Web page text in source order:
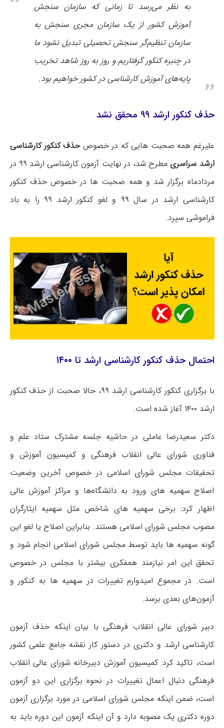
به نظر می‌رسد تا زمانی که سازمان سنجش
آموزش کشور از یک سازمان مجری سنجش به
سازمان تنظیم‌گر سنجش تحصیلی تبدیل نشود ما
در چنبره کنکور گرفتاریم و روز به روز شاهد تخریب
پایه‌های آموزش کارشناسی در کشور خواهیم بود.
حذف کنکور ارشد ۹۹ محقق نشد
علیرغم همه صحبت هایی که در خصوصحذف کنکور کارشناسی
ارشد سراسری
مطرح شد، در نهایت آزمون کارشناسی ارشد ۹۹ در
مردادماه برگزار شد و همه صحبت ها در خصوص حذف کنکور
کارشناسی ارشد در سال ۹۹ و لغو کنکور ارشد ۹۹ را به باد
فراموشی سپرد.
احتمال حذف کنکور کارشناسی ارشد تا ۱۴۰۰
با برگزاری کنکور کارشناسی ارشد ۹۹، حالا صحبت از حذف کنکور
ارشد ۱۴۰۰ آغاز شده است.
دکتر سعیدرضا عاملی در حاشیه جلسه مشترک ستاد علم و
فناوری شورای عالی انقلاب فرهنگی و کمیسیون آموزش و
تحقیقات مجلس شورای اسلامی در خصوص آخرین وضعیت
اصلاح سهمیه های ورود به دانشگاه‌ها و مراکز آموزش عالی
اظهار کرد: برخی سهمیه های شاخص مثل سهمیه ایثارگران
مصوب مجلس شورای اسلامی هستند. بنابراین اصلاح یا لغو این
گونه سهمیه ها باید توسط مجلس شورای اسلامی انجام شود و
تحقق این امر نیازمند همفکری بیشتر با مجلس در خصوص
است. در مجموع امیدوارم تغییرات در سهمیه ها به کنکور و
آزمون‌های بعدی برسد.
دبیر شورای عالی انقلاب فرهنگی با بیان اینکه حذف آزمون
کارشناسی ارشد و دکتری در دستور کار نقشه جامع علمی کشور
است، تاکید کرد: کمیسیون آموزش دبیرخانه شورای عالی انقلاب
فرهنگی دنبال اعمال تغییرات در نحوه برگزاری این دو آزمون
است، ضمن اینکه مجلس شورای اسلامی در مورد برگزاری آزمون
دوره دکتری یک مصوبه دارد و آن اینکه آزمون این دوره باید به